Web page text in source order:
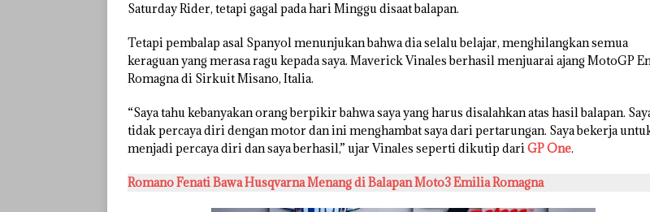
Saturday Rider, tetapi gagal pada hari Minggu disaat balapan.
Tetapi pembalap asal Spanyol menunjukan bahwa dia selalu belajar, menghilangkan semua
keraguan yang merasa ragu kepada saya. Maverick Vinales berhasil menjuarai ajang MotoGP
Romagna di Sirkuit Misano, Italia.
“Saya tahu kebanyakan orang berpikir bahwa saya yang harus disalahkan atas hasil balapan.
tidak percaya diri dengan motor dan ini menghambat saya dari pertarungan. Saya bekerja
menjadi percaya diri dan saya berhasil,” ujar Vinales seperti dikutip dariGP One.
Romano Fenati Bawa Husqvarna Menang di Balapan Moto3 Emilia Romagna